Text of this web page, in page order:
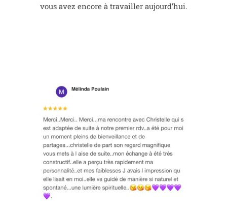
vous avez encore à travailler aujourd’hui.